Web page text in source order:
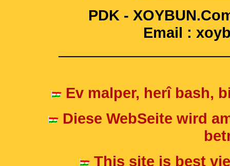
PDK -
Email :
Ev malper, herî bash,
Diese WebSeite wird
This site is best